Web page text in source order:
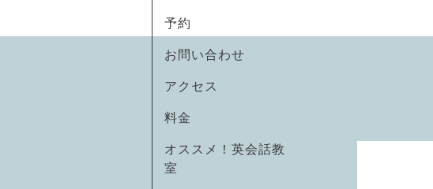
予約
お問い合わせ
アクセス
料金
オススメ！英会話教
室